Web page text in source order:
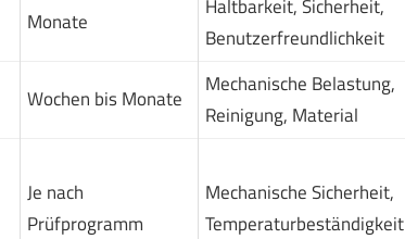
Monate
Haltbarkeit, Sicherheit,
Benutzerfreundlichkeit
Wochen bis Monate
Mechanische Belastung,
Reinigung, Material
Je nach
Prüfprogramm
Mechanische Sicherheit,
Temperaturbeständigkeit